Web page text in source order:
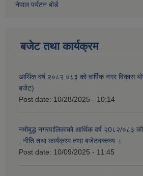
नेपाल पर्यटन बोर्ड
बजेट तथा कार्यक्रम
आर्थिक वर्ष २०८२.०८३ को वार्षिक नगर विकास
बजेट)
Post date: 10/28/2025 - 10:14
नमोबुद्ध नगरपालिकाको आर्थिक वर्ष २0८२/०८३
, नीति तथा कार्यक्रम तथा बजेटवक्तव्य ।
Post date: 10/09/2025 - 11:45